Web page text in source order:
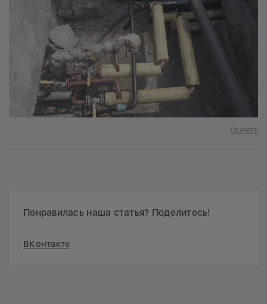
Скачать
Понравилась наша статья? Поделитесь!
ВКонтакте